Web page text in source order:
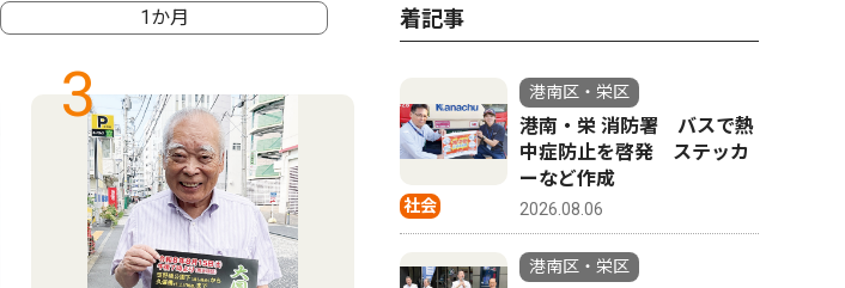
1か月
3 4
着記事
社会
港南区・栄区
港南・栄 消防署 バスで熱
中症防止を啓発 ステッカ
ーなど作成
2026.08.06
港南区・栄区